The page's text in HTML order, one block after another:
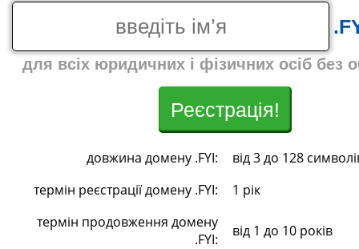
для всіх юридичних і фізичних осіб без
Реєстрація!
довжина домену .FYI:
від 3 до 128
термін реєстрації домену .FYI:
1 рік
термін продовження домену
.FYI:
від 1 до 10 років